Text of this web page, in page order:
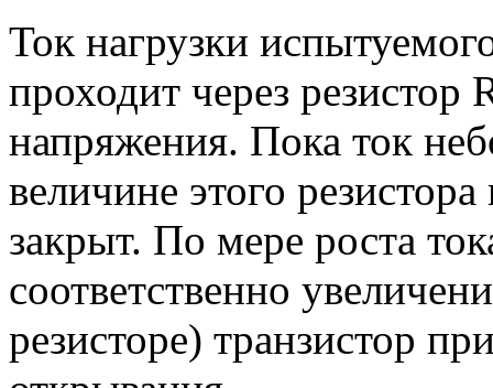
Ток нагрузки
проходит через резистор
напряжения. Пока ток
величине этого
закрыт. По мере роста
соответственно
резисторе) транзистор